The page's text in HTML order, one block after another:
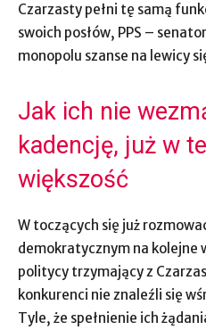
Czarzasty pełni tę samą
swoich posłów, PPS –
monopolu szanse na lewicy
Jak ich nie
kadencję, już w
większość
W toczących się już
demokratycznym na kolejne
politycy trzymający z
konkurenci nie znaleźli się
Tyle, że spełnienie ich